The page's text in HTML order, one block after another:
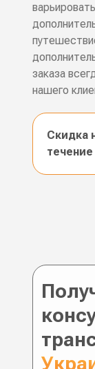
заказа
нашего
Скидка